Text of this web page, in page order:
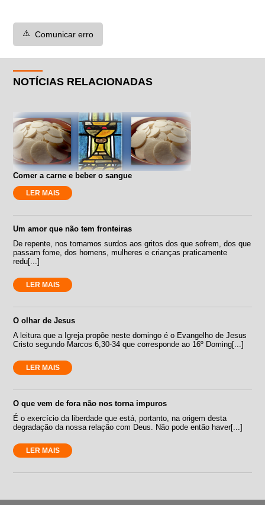
⚠️ Comunicar erro
NOTÍCIAS RELACIONADAS
Comer a carne e beber o sangue
LER MAIS
Um amor que não tem fronteiras
De repente, nos tornamos surdos aos gritos dos que sofrem, dos que
passam fome, dos homens, mulheres e crianças praticamente
redu[...]
LER MAIS
O olhar de Jesus
A leitura que a Igreja propõe neste domingo é o Evangelho de Jesus
Cristo segundo Marcos 6,30-34 que corresponde ao 16º Doming[...]
LER MAIS
O que vem de fora não nos torna impuros
É o exercício da liberdade que está, portanto, na origem desta
degradação da nossa relação com Deus. Não pode então haver[...]
LER MAIS